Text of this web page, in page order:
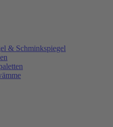
& Schminkspiegel